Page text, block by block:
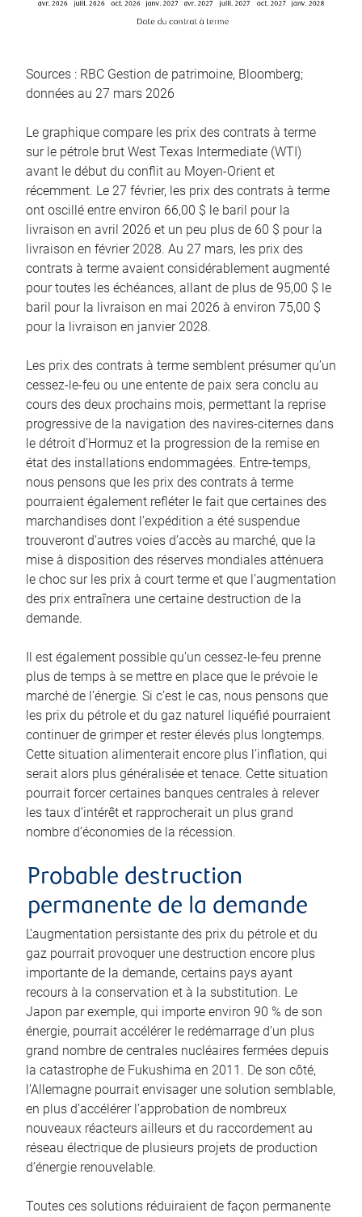
Sources : RBC Gestion de patrimoine, Bloomberg;
données au 27 mars 2026
Le graphique compare les prix des contrats à terme
sur le pétrole brut West Texas Intermediate (WTI)
avant le début du conflit au Moyen-Orient et
récemment. Le 27 février, les prix des contrats à terme
ont oscillé entre environ 66,00 $ le baril pour la
livraison en avril 2026 et un peu plus de 60 $ pour la
livraison en février 2028. Au 27 mars, les prix des
contrats à terme avaient considérablement augmenté
pour toutes les échéances, allant de plus de 95,00 $ le
baril pour la livraison en mai 2026 à environ 75,00 $
pour la livraison en janvier 2028.
Les prix des contrats à terme semblent présumer qu’un
cessez-le-feu ou une entente de paix sera conclu au
cours des deux prochains mois, permettant la reprise
progressive de la navigation des navires-citernes dans
le détroit d’Hormuz et la progression de la remise en
état des installations endommagées. Entre-temps,
nous pensons que les prix des contrats à terme
pourraient également refléter le fait que certaines des
marchandises dont l’expédition a été suspendue
trouveront d’autres voies d’accès au marché, que la
mise à disposition des réserves mondiales atténuera
le choc sur les prix à court terme et que l’augmentation
des prix entraînera une certaine destruction de la
demande.
Il est également possible qu’un cessez-le-feu prenne
plus de temps à se mettre en place que le prévoie le
marché de l’énergie. Si c’est le cas, nous pensons que
les prix du pétrole et du gaz naturel liquéfié pourraient
continuer de grimper et rester élevés plus longtemps.
Cette situation alimenterait encore plus l’inflation, qui
serait alors plus généralisée et tenace. Cette situation
pourrait forcer certaines banques centrales à relever
les taux d’intérêt et rapprocherait un plus grand
nombre d’économies de la récession.
Probable destruction
permanente de la demande
L’augmentation persistante des prix du pétrole et du
gaz pourrait provoquer une destruction encore plus
importante de la demande, certains pays ayant
recours à la conservation et à la substitution. Le
Japon par exemple, qui importe environ 90 % de son
énergie, pourrait accélérer le redémarrage d’un plus
grand nombre de centrales nucléaires fermées depuis
la catastrophe de Fukushima en 2011. De son côté,
l’Allemagne pourrait envisager une solution semblable,
en plus d’accélérer l’approbation de nombreux
nouveaux réacteurs ailleurs et du raccordement au
réseau électrique de plusieurs projets de production
d’énergie renouvelable.
Toutes ces solutions réduiraient de façon permanente